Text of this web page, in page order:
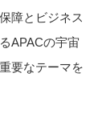
障とビジネス
APACの宇宙
要なテーマを